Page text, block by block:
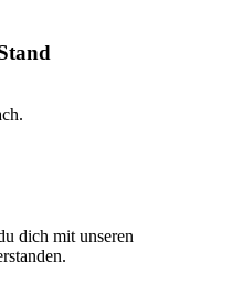
dich mit unseren